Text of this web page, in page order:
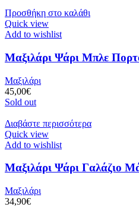
Προσθήκη στο καλάθι
Quick view
Add to wishlist
Μαξιλάρι Ψάρι Μπλε
Μαξιλάρι
45,00€
Sold out
Διαβάστε περισσότερα
Quick view
Add to wishlist
Μαξιλάρι Ψάρι Γαλάζιο
Μαξιλάρι
34,90€